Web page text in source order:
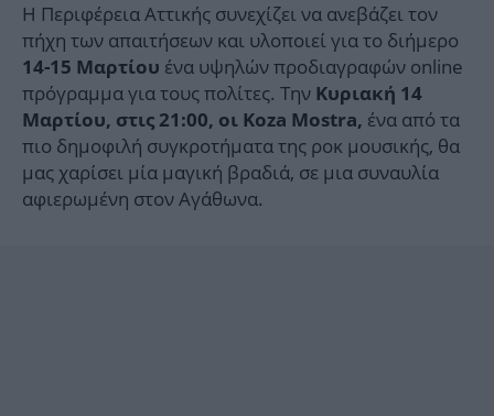
Η Περιφέρεια Αττικής συνεχίζει να ανεβάζει τον
πήχη των απαιτήσεων και υλοποιεί για το διήμερο
14-15 Μαρτίου ένα υψηλών προδιαγραφών online
πρόγραμμα για τους πολίτες. Την Κυριακή 14
Μαρτίου, στις 21:00, οι Koza Mostra, ένα από τα
πιο δημοφιλή συγκροτήματα της ροκ μουσικής, θα
μας χαρίσει μία μαγική βραδιά, σε μια συναυλία
αφιερωμένη στον Αγάθωνα.